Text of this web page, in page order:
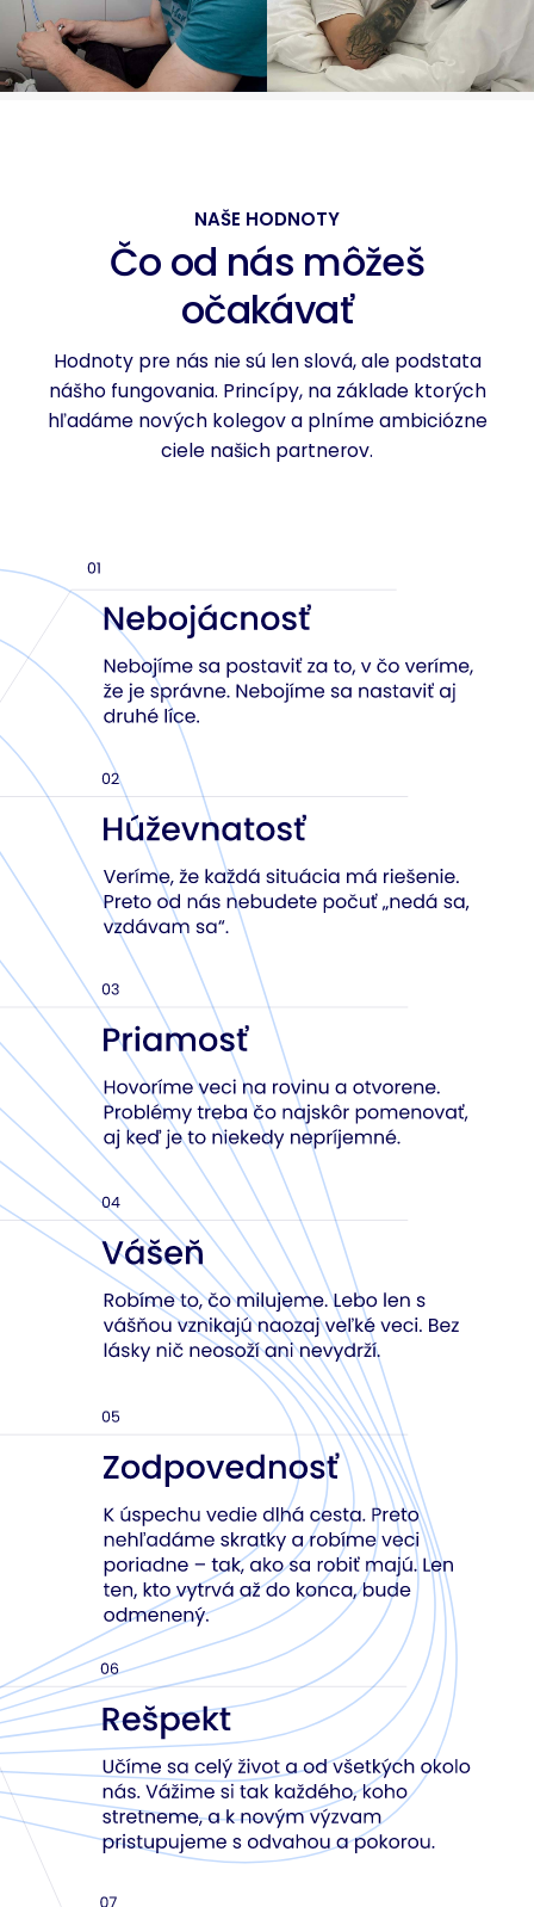
NAŠE HODNOTY
Čo od nás môžeš
očakávať
Hodnoty pre nás nie sú len slová, ale podstata
nášho fungovania. Princípy, na základe ktorých
hľadáme nových kolegov a plníme ambiciózne
ciele našich partnerov.